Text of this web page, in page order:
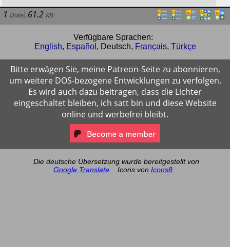
1 Datei, 61.2 KB
Verfügbare Sprachen:
English, Español , Deutsch, Français, Türkçe
Bitte erwägen Sie, meine Patreon-Seite zu abonnieren,
um weitere DOS-bezogene Entwicklungen zu verfolgen.
Es wird auch dazu beitragen, dass die Lichter
eingeschaltet bleiben, ich satt bin und diese Website
online und werbefrei bleibt.
Die deutsche Übersetzung wurde bereitgestellt von
Google Translate
Icons von Icons8